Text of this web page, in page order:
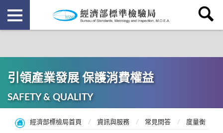
引領產業發展 保護消費權益
SAFETY & QUALITY
經濟部標檢局首頁 資訊與服務 常見問答 度量衡